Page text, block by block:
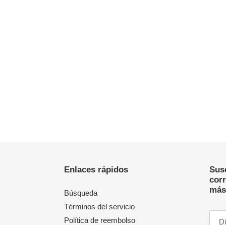
Enlaces rápidos
Búsqueda
Términos del servicio
Política de reembolso